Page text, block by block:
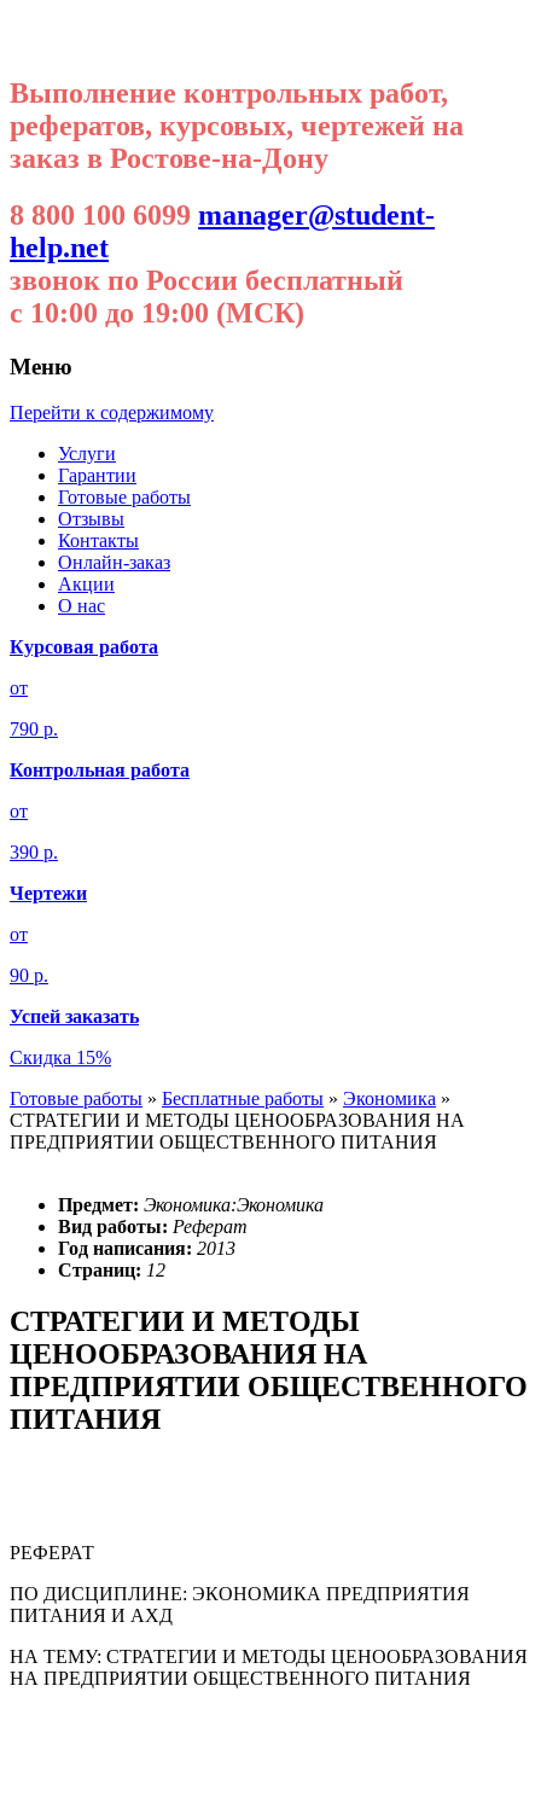
Выполнение контрольных работ,
рефератов, курсовых, чертежей на
заказ в Ростове-на-Дону
8 800 100 6099 manager@student-
help.net
звонок по России бесплатный
с 10:00 до 19:00 (МСК)
Меню
Перейти к содержимому
Услуги
Гарантии
Готовые работы
Отзывы
Контакты
Онлайн-заказ
Акции
О нас
Курсовая работа
от
790 р.
Контрольная работа
от
390 р.
Чертежи
от
90 р.
Успей заказать
Скидка 15%
Готовые работы » Бесплатные работы » Экономика »
СТРАТЕГИИ И МЕТОДЫ ЦЕНООБРАЗОВАНИЯ НА
ПРЕДПРИЯТИИ ОБЩЕСТВЕННОГО ПИТАНИЯ
Предмет: Экономика:Экономика
Вид работы: Реферат
Год написания: 2013
Страниц: 12
СТРАТЕГИИ И МЕТОДЫ
ЦЕНООБРАЗОВАНИЯ НА
ПРЕДПРИЯТИИ ОБЩЕСТВЕННОГО
ПИТАНИЯ
РЕФЕРАТ
ПО ДИСЦИПЛИНЕ: ЭКОНОМИКА ПРЕДПРИЯТИЯ
ПИТАНИЯ И АХД
НА ТЕМУ: СТРАТЕГИИ И МЕТОДЫ ЦЕНООБРАЗОВАНИЯ
НА ПРЕДПРИЯТИИ ОБЩЕСТВЕННОГО ПИТАНИЯ